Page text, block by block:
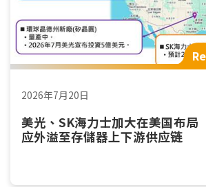
2026年7月20日
美光、SK海力士加大在美国布
应外溢至存儲器上下游供应链